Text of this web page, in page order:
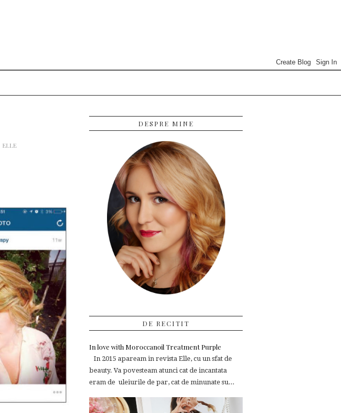
ELLE
DESPRE MINE
DE RECITIT
In love with Moroccanoil Treatment Purple
In 2015 apaream in revista Elle, cu un sfat de
beauty. Va povesteam atunci cat de incantata
eram de uleiurile de par, cat de minunate su...